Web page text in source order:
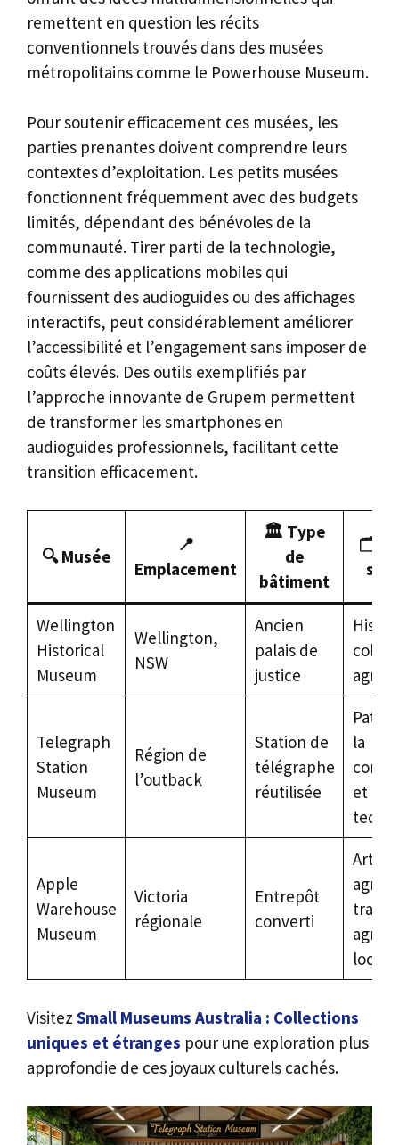
remettent en question les récits
conventionnels trouvés dans des musées
métropolitains comme le Powerhouse Museum.
Pour soutenir efficacement ces musées, les
parties prenantes doivent comprendre leurs
contextes d’exploitation. Les petits musées
fonctionnent fréquemment avec des budgets
limités, dépendant des bénévoles de la
communauté. Tirer parti de la technologie,
comme des applications mobiles qui
fournissent des audioguides ou des affichages
interactifs, peut considérablement améliorer
l’accessibilité et l’engagement sans imposer de
coûts élevés. Des outils exemplifiés par
l’approche innovante de Grupem permettent
de transformer les smartphones en
audioguides professionnels, facilitant cette
transition efficacement.
🔍Musée
📍
Emplacement
🏛️ Type
de
bâtiment
🗂️
Wellington
Historical
Museum
Wellington,
NSW
Ancien
palais de
justice
Telegraph
Station
Museum
Région de
l’outback
Station de
télégraphe
réutilisée
la
et de
Apple
Warehouse
Museum
Victoria
régionale
Entrepôt
converti
Visitez Small Museums Australia : Collections
uniques et étranges pour une exploration plus
approfondie de ces joyaux culturels cachés.